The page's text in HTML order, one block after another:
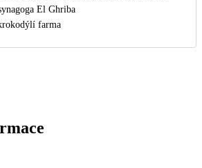
El Ghriba
farma